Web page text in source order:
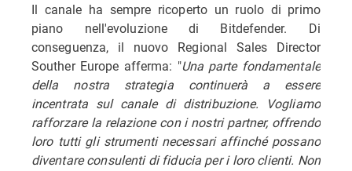
Il canale ha sempre ricoperto un ruolo di primo
piano nell'evoluzione di Bitdefender. Di
conseguenza, il nuovo Regional Sales Director
Souther Europe afferma: "Una parte fondamentale
della nostra strategia continuerà a essere
incentrata sul canale di distribuzione. Vogliamo
rafforzare la relazione con i nostri partner, offrendo
loro tutti gli strumenti necessari affinché possano
diventare consulenti di fiducia per i loro clienti. Non